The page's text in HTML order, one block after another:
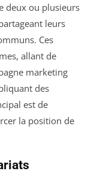
deux ou plusieurs
leurs
Ces
allant de
marketing
des
est de
la position de